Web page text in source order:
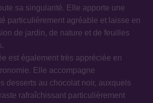
sa singularité. Elle apporte une
particulièrement agréable et laisse en
de jardin, de nature et de feuilles
est également très appréciée en
Elle accompagne
desserts au chocolat noir, auxquels
rafraîchissant particulièrement